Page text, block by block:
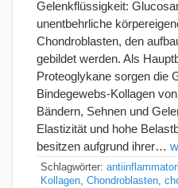
Gelenkflüssigkeit:
unentbehrliche
Chondroblasten, den
gebildet werden. Als
Proteoglykane sorgen die
Bindegewebs-Kollagen
Bändern, Sehnen und
Elastizität und hohe
besitzen aufgrund ihrer…
Schlagwörter:
Kollagen Chondroblasten